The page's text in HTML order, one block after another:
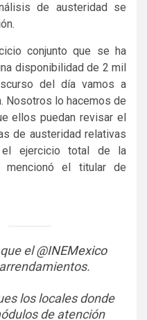
de austeridad se
conjunto que se ha
disponibilidad de 2 mil
del día vamos a
Nosotros lo hacemos de
ellos puedan revisar el
de austeridad relativas
el ejercicio total de la
mencionó el titular de
el@INEMexico
los locales donde
de atención